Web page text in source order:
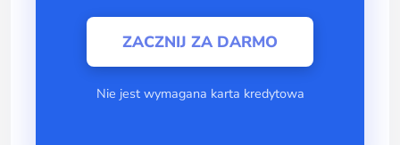
ZACZNIJ ZA DARMO
Nie jest wymagana karta kredytowa